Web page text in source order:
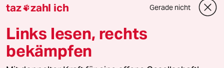
Downloads für Abonnierende
© 2026 taz Verlags und Vertriebs GmbH
taz zahl ich Gerade nicht
Links lesen, rechts
bekämpfen